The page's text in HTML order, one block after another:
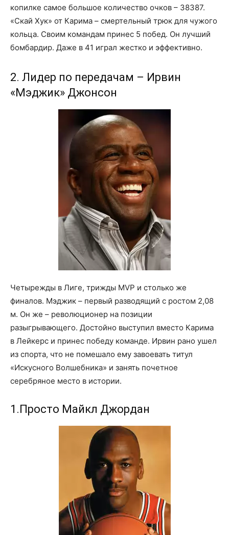
копилке самое большое количество очков – 38387.
«Скай Хук» от Карима – смертельный трюк для чужого
кольца. Своим командам принес 5 побед. Он лучший
бомбардир. Даже в 41 играл жестко и эффективно.
2. Лидер по передачам – Ирвин
«Мэджик» Джонсон
Четырежды в Лиге, трижды MVP и столько же
финалов. Мэджик – первый разводящий с ростом 2,08
м. Он же – революционер на позиции
разыгрывающего. Достойно выступил вместо Карима
в Лейкерс и принес победу команде. Ирвин рано ушел
из спорта, что не помешало ему завоевать титул
«Искусного Волшебника» и занять почетное
серебряное место в истории.
1.Просто Майкл Джордан